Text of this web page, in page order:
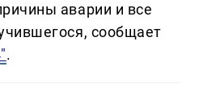
аварии и все
сообщает
.